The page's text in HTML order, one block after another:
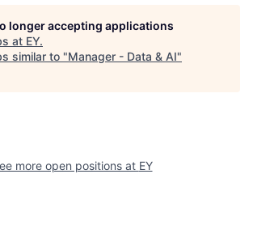
longer accepting applications
at EY.
similar to "Manager - Data & AI"
more open positions at EY